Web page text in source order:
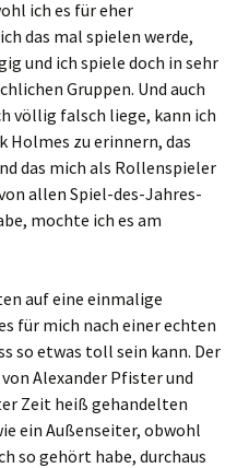
ich es für eher
das mal spielen werde,
und ich spiele doch in sehr
Gruppen. Und auch
völlig falsch liege, kann ich
Holmes zu erinnern, das
das mich als Rollenspieler
allen Spiel-des-Jahres-
mochte ich es am
auf eine einmalige
für mich nach einer echten
so etwas toll sein kann. Der
von Alexander Pfister und
Zeit heiß gehandelten
ein Außenseiter, obwohl
so gehört habe, durchaus